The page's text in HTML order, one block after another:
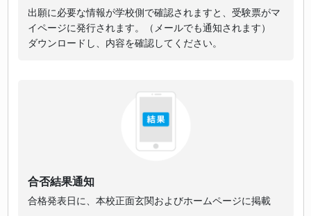
出願に必要な情報が学校側で確認されますと、受験票がマ
イページに発行されます。（メールでも通知されます）
ダウンロードし、内容を確認してください。
合否結果通知
合格発表日に、本校正面玄関およびホームページに掲載